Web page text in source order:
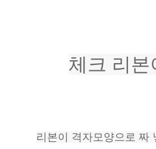
체크 리본
리본이 격자모양으로 짜